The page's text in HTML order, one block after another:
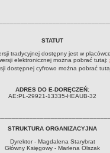
STATUT
tradycyjnej dostępny jest w
elektronicznej można pobrać tutaj:
dostępnej cyfrowo można pobrać
ADRES DO E-DORĘCZEŃ:
AE:PL-29921-13335-HEAUB-32
STRUKTURA ORGANIZACYJNA
Dyrektor - Magdalena Starybrat
Główny Księgowy - Marlena Olszak